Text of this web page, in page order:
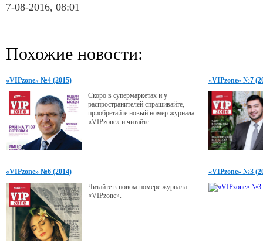
7-08-2016, 08:01
Похожие новости:
«VIPzone» №4 (2015)
Скоро в супермаркетах и у
распространителей спрашивайте,
приобретайте новый номер журнала
«VIPzone» и читайте.
«VIPzone» №7
«VIPzone» №6 (2014)
Читайте в новом номере журнала
«VIPzone».
«VIPzone» №3